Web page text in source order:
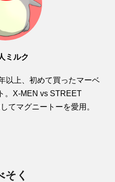
ミルク
以上、初めて買ったマーベ
。X-MEN vs STREET
てマグニートーを愛用。
そく